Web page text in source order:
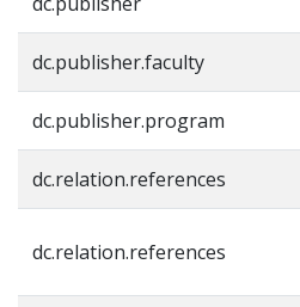
dc.publisher.faculty
dc.publisher.program
dc.relation.references
dc.relation.references